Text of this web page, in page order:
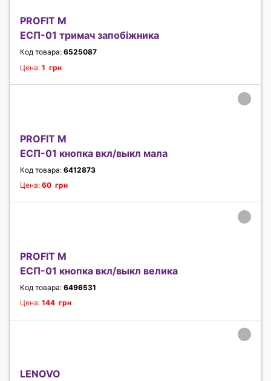
PROFIT M
ЕСП-01 тримач запобіжника
Код товара: 6525087
Цена: 1 грн
PROFIT M
ЕСП-01 кнопка вкл/выкл мала
Код товара: 6412873
Цена: 60 грн
PROFIT M
ЕСП-01 кнопка вкл/выкл велика
Код товара: 6496531
Цена: 144 грн
LENOVO